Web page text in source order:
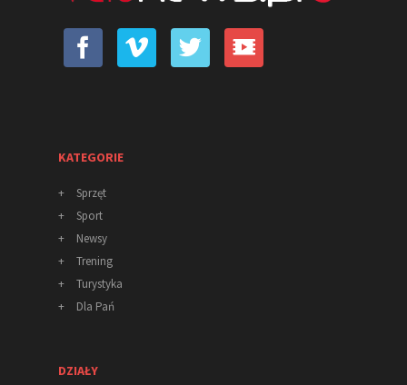
KATEGORIE
+
Sprzęt
+
Sport
+
Newsy
+
Trening
+
Turystyka
+
Dla Pań
DZIAŁY